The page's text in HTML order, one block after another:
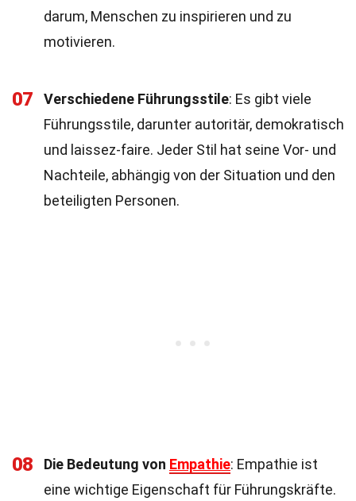
darum, Menschen zu inspirieren und zu
motivieren.
07 Verschiedene Führungsstile: Es gibt viele
Führungsstile, darunter autoritär, demokratisch
und laissez-faire. Jeder Stil hat seine Vor- und
Nachteile, abhängig von der Situation und den
beteiligten Personen.
08 Die Bedeutung von Empathie: Empathie ist
eine wichtige Eigenschaft für Führungskräfte.